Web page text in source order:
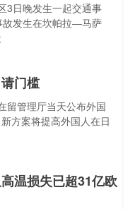
3日晚发生一起交通事
故发生在坎帕拉—马萨
门槛
留管理厅当天公布外国
方案将提高外国人在日
温损失已超31亿欧